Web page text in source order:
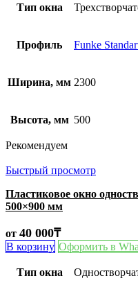
Тип окна
Профиль Funke
Ширина, мм 2300
Высота, мм 500
Рекомендуем
Быстрый просмотр
Пластиковое окно
500×900 мм
от 40 000₸
В корзину Оформить в
Тип окна